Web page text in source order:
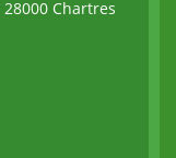
Chartres